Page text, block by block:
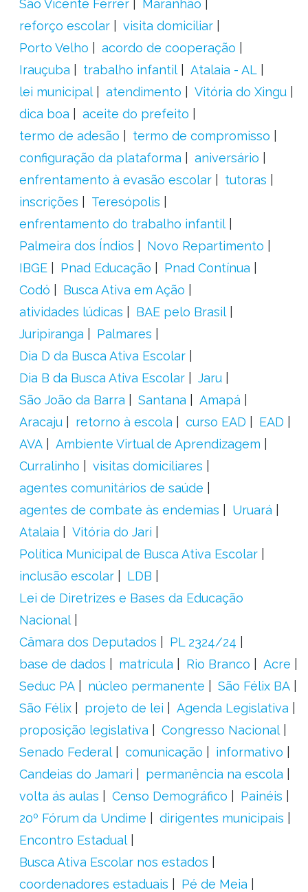
São Vicente Férrer
Maranhão
reforço escolar
visita domiciliar
Porto Velho
acordo de cooperação
Irauçuba
trabalho infantil
Atalaia - AL
lei municipal
atendimento
Vitória do Xingu
dica boa
aceite do prefeito
termo de adesão
termo de compromisso
configuração da plataforma
aniversário
enfrentamento à evasão escolar
tutoras
inscrições
Teresópolis
enfrentamento do trabalho infantil
Palmeira dos Índios
Novo Repartimento
IBGE
Pnad Educação
Pnad Contínua
Codó
Busca Ativa em Ação
atividades lúdicas
BAE pelo Brasil
Juripiranga
Palmares
Dia D da Busca Ativa Escolar
Dia B da Busca Ativa Escolar
Jaru
São João da Barra
Santana
Amapá
Aracaju
retorno à escola curso EAD
EAD
AVA
Ambiente Virtual de Aprendizagem
Curralinho
visitas domiciliares
agentes comunitários de saúde
agentes de combate às endemias
Uruará
Atalaia
Vitória do Jari
Política Municipal de Busca Ativa Escolar
inclusão escolar
LDB
Lei de Diretrizes e Bases da Educação
Nacional
Câmara dos Deputados
PL 2324/24
base de dados
matrícula Rio Branco
Acre
Seduc PA
núcleo permanente
São Félix BA
São Félix
projeto de lei
Agenda Legislativa
proposição legislativa
Congresso Nacional
Senado Federal
comunicação
informativo
Candeias do Jamari
permanência na escola
volta ás aulas
Censo Demográfico
Painéis
20º Fórum da Undime
dirigentes municipais
Encontro Estadual
Busca Ativa Escolar nos estados
coordenadores estaduais
Pé de Meia